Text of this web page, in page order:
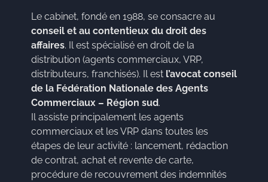
Le cabinet, fondé en 1988, se consacre au
conseil et au contentieux du droit des
affaires. Il est spécialisé en droit de la
distribution (agents commerciaux, VRP,
distributeurs, franchisés). Il est l’avocat conseil
de la Fédération Nationale des Agents
Commerciaux – Région sud.
Il assiste principalement les agents
commerciaux et les VRP dans toutes les
étapes de leur activité : lancement, rédaction
de contrat, achat et revente de carte,
procédure de recouvrement des indemnités